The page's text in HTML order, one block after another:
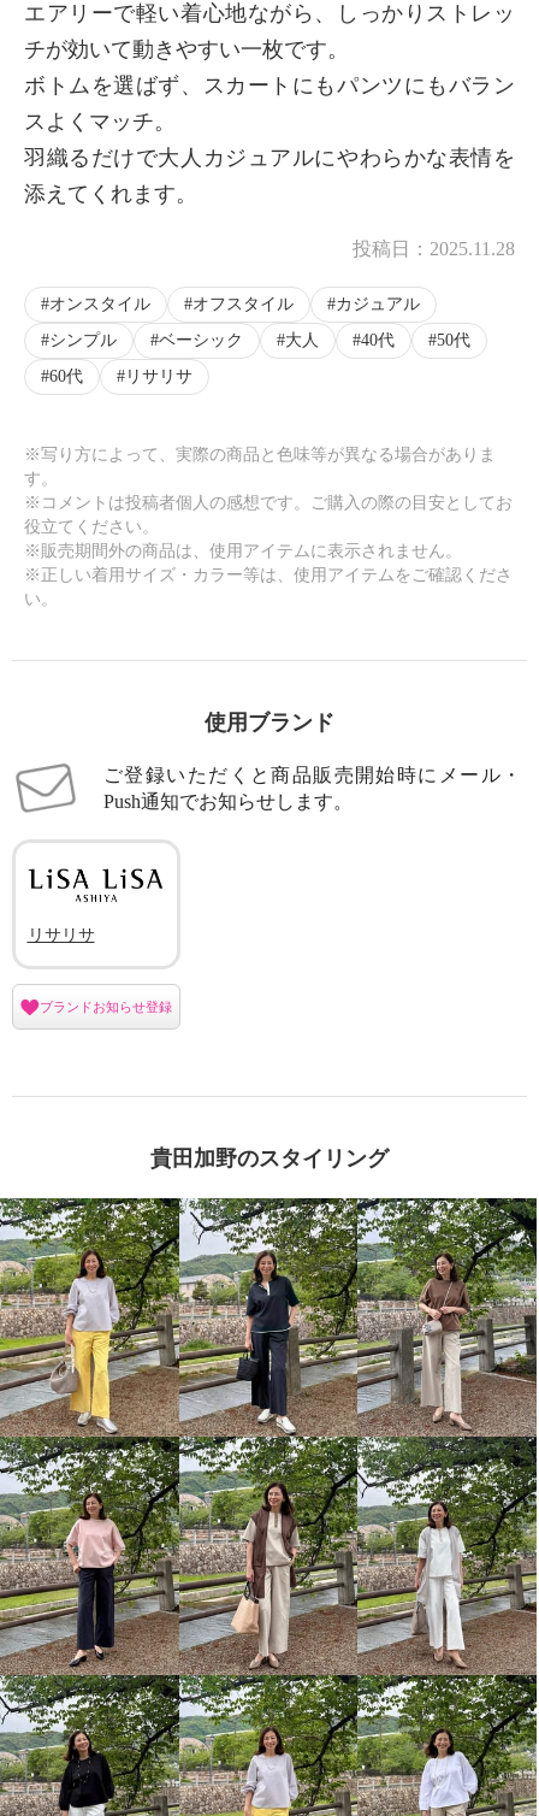
エアリーで軽い着心地ながら、しっかりストレッ
チが効いて動きやすい一枚です。
ボトムを選ばず、スカートにもパンツにもバラン
スよくマッチ。
羽織るだけで大人カジュアルにやわらかな表情を
添えてくれます。
投稿日： 2025.11.28
オンスタイル オフスタイル
カジュアル
シンプル
ベーシック 大人 40代
50代
60代
リサリサ
※写り方によって、実際の商品と色味等が異なる場合がありま
す。
※コメントは投稿者個人の感想です。ご購入の際の目安としてお
役立てください。
※販売期間外の商品は、使用アイテムに表示されません。
※正しい着用サイズ・カラー等は、使用アイテムをご確認くださ
い。
使用ブランド
ご登録いただくと商品販売開始時にメール・
Push通知でお知らせします。
リサリサ
ブランドお知らせ登録
貴田加野のスタイリング